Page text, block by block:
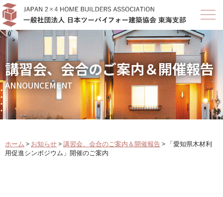
講習会、会合のご案内＆開催報告
ANNOUNCEMENT
ホーム > お知らせ>講習会、会合のご案内＆開催報告> 「愛知県木材利
用促進シンポジウム」開催のご案内